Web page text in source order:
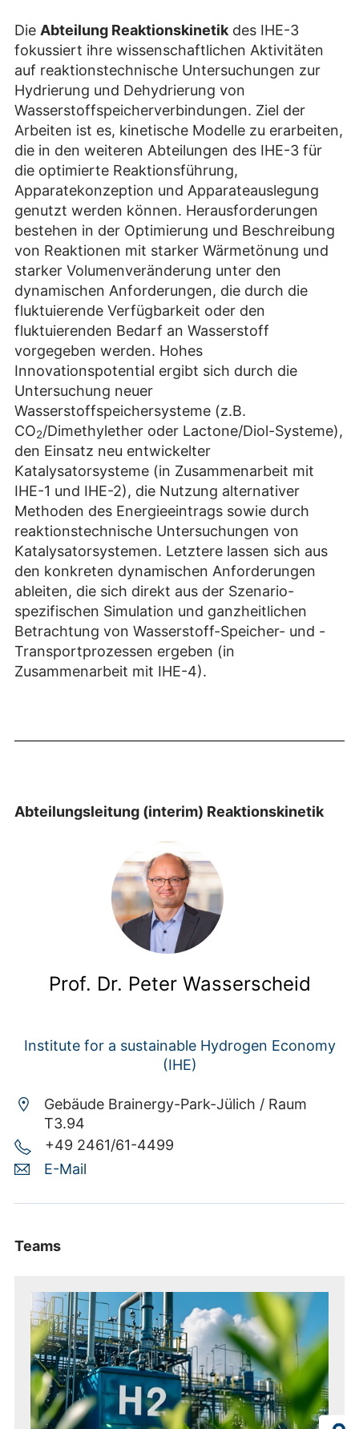
Die Abteilung Reaktionskinetik des IHE-3
fokussiert ihre wissenschaftlichen Aktivitäten
auf reaktionstechnische Untersuchungen zur
Hydrierung und Dehydrierung von
Wasserstoffspeicherverbindungen. Ziel der
Arbeiten ist es, kinetische Modelle zu erarbeiten,
die in den weiteren Abteilungen des IHE-3 für
die optimierte Reaktionsführung,
Apparatekonzeption und Apparateauslegung
genutzt werden können. Herausforderungen
bestehen in der Optimierung und Beschreibung
von Reaktionen mit starker Wärmetönung und
starker Volumenveränderung unter den
dynamischen Anforderungen, die durch die
fluktuierende Verfügbarkeit oder den
fluktuierenden Bedarf an Wasserstoff
vorgegeben werden. Hohes
Innovationspotential ergibt sich durch die
Untersuchung neuer
Wasserstoffspeichersysteme (z.B.
CO2/Dimethylether oder Lactone/Diol-Systeme),
den Einsatz neu entwickelter
Katalysatorsysteme (in Zusammenarbeit mit
IHE-1 und IHE-2), die Nutzung alternativer
Methoden des Energieeintrags sowie durch
reaktionstechnische Untersuchungen von
Katalysatorsystemen. Letztere lassen sich aus
den konkreten dynamischen Anforderungen
ableiten, die sich direkt aus der Szenario-
spezifischen Simulation und ganzheitlichen
Betrachtung von Wasserstoff-Speicher- und -
Transportprozessen ergeben (in
Zusammenarbeit mit IHE-4).
Abteilungsleitung (interim) Reaktionskinetik
Prof. Dr. Peter Wasserscheid
Institute for a sustainable Hydrogen Economy
(IHE)
Gebäude Brainergy-Park-Jülich / Raum
T3.94
+49 2461/61-4499
E-Mail
Teams